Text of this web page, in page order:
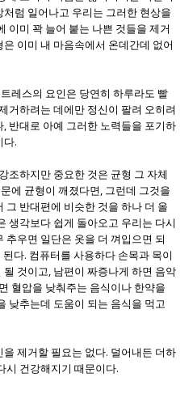
럼 일어나고 우리는 그러한 현상을
이미 꽉 늘어 붙는 나쁜 것들을 제거
이미 내 마음속에서 온데간데 없어
레스의 요인은 당연히 하루라도 빨
거하려는 데에만 정신이 팔려 오히려
반대로 아예 그러한 노력들을 포기하
다.
조하지만 중요한 것은 균형 그 자체
에 균형이 깨졌다면, 그런데 그것을
반대편에 비슷한 것을 하나 더 올
생각보다 쉽게 돌아오고 우리는 다시
추우면 일단은 옷을 더 껴입으면 되
다. 컴퓨터를 사용하다 손목과 목이
것이고, 남편이 짜증나게 하면 음악
혈압을 낮춰주는 음식이나 한약을
낮추는데 도움이 되는 음식을 먹고
제거할 필요는 없다. 덜어내든 더하
시 건강해지기 때문이다.